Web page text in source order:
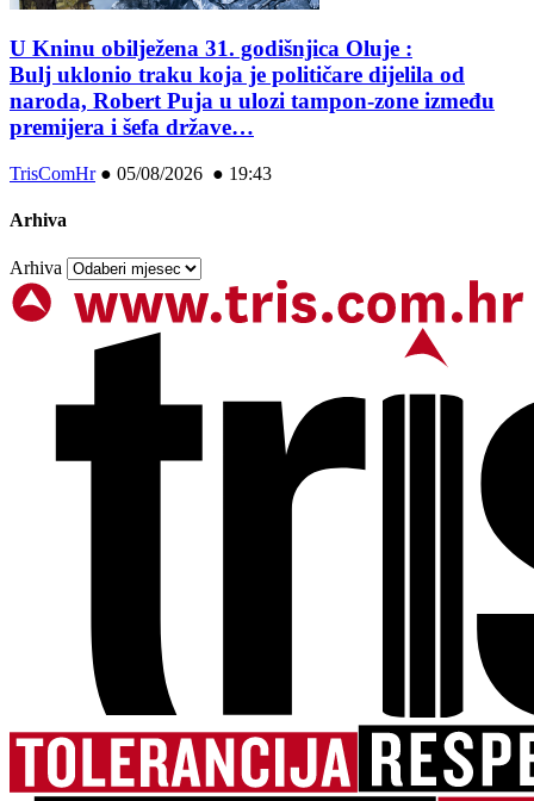
U Kninu obilježena 31. godišnjica Oluje :
Bulj uklonio traku koja je političare dijelila od
naroda, Robert Puja u ulozi tampon-zone između
premijera i šefa države…
TrisComHr● 05/08/2026 ● 19:43
Arhiva
Arhiva